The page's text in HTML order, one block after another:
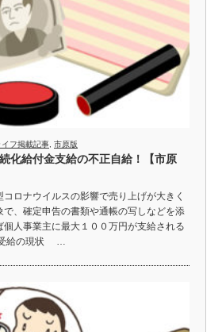
イフ掲載記事 市原版
化給付金支給の不正自給！【市原
コロナウイルスの影響で売り上げが大きく
、確定申告の書類や通帳の写しなどを添
人事業主に最大１００万円が支給される
給の現状 …